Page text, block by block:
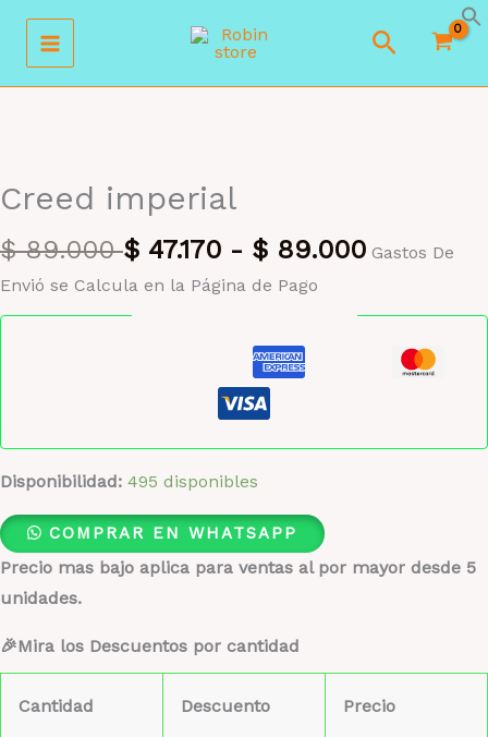
contenido
Buscar
Creed imperial
$89.000 $ 47.170 - $ 89.000 Gastos De
Envió se Calcula en la Página de Pago
Disponibilidad: 495 disponibles
COMPRAR EN WHATSAPP
Precio mas bajo aplica para ventas al por mayor desde 5
unidades.
🎉Mira los Descuentos por cantidad
Cantidad Descuento Precio